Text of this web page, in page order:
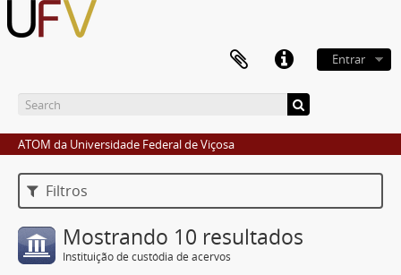
Entrar
ATOM da Universidade Federal de Viçosa
Filtros
Mostrando 10 resultados
Instituição de custódia de acervos